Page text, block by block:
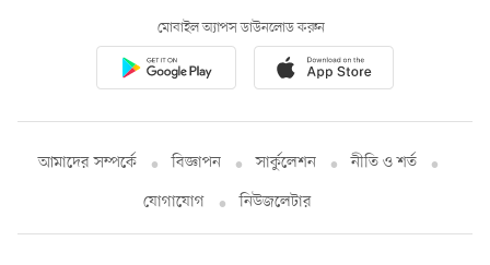
মোবাইল অ্যাপস ডাউনলোড করুন
আমাদের সম্পর্কে বিজ্ঞাপন সার্কুলেশন
নীতি ও শর্ত
যোগাযোগ
নিউজলেটার